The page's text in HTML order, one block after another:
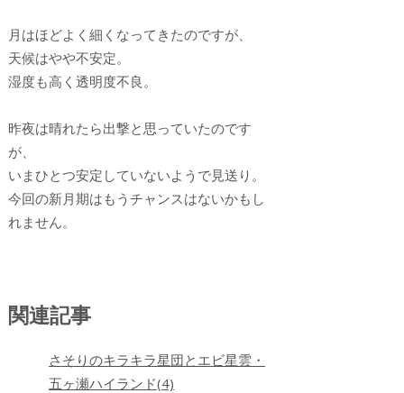
月はほどよく細くなってきたのですが、
天候はやや不安定。
湿度も高く透明度不良。
昨夜は晴れたら出撃と思っていたのです
が、
いまひとつ安定していないようで見送り。
今回の新月期はもうチャンスはないかもし
れません。
関連記事
さそりのキラキラ星団とエビ星雲・
五ヶ瀬ハイランド(4)